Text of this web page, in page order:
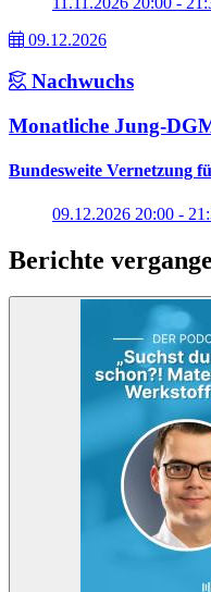
09.12.2026
Nachwuchs
Monatliche Jung-
Bundesweite Vernetzung
09.12.2026 20:00 -
Berichte